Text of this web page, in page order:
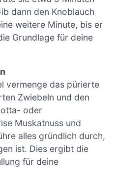
dann den Knoblauch
weitere Minute, bis er
Grundlage für deine
vermenge das pürierte
Zwiebeln und den
oder
Muskatnuss und
alles gründlich durch,
ist. Dies ergibt die
für deine